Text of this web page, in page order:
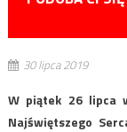
30 lipca 2019
W piątek 26 lipca
Najświętszego